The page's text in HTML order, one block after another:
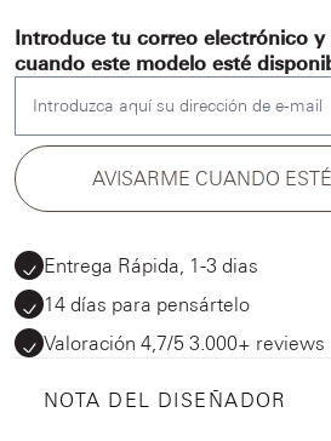
Introduce tu correo electrónico y
cuando este modelo esté
AVISARME CUANDO
Entrega Rápida, 1-3 dias
14 días para pensártelo
Valoración 4,7/5 3.000+ reviews
NOTA DEL DISEÑADOR